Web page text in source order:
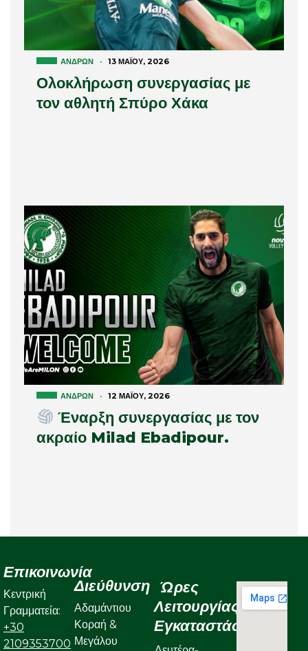
ΑΝΔΡΏΝ · 13 ΜΑΪ́ΟΥ, 2026
Ολοκλήρωση συνεργασίας με
τον αθλητή Σπύρο Χάκα
ΑΝΔΡΏΝ · 12 ΜΑΪ́ΟΥ, 2026
Έναρξη συνεργασίας με τον
ακραίο Milad Ebadipour.
Επικοινωνία
Κεντρική
Γραμματεία:
+30
2109353700
Διεύθυνση
Αδαμάντιου
Κοραή &
Μεγάλου
Ώρες
Λειτουργίας
Εγκαταστάσεων